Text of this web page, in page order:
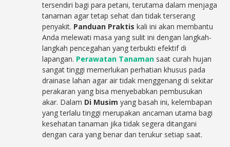
tersendiri bagi para petani, terutama dalam menjaga
tanaman agar tetap sehat dan tidak terserang
penyakit. Panduan Praktis kali ini akan membantu
Anda melewati masa yang sulit ini dengan langkah-
langkah pencegahan yang terbukti efektif di
lapangan. Perawatan Tanaman saat curah hujan
sangat tinggi memerlukan perhatian khusus pada
drainase lahan agar air tidak menggenang di sekitar
perakaran yang bisa menyebabkan pembusukan
akar. Dalam Di Musim yang basah ini, kelembapan
yang terlalu tinggi merupakan ancaman utama bagi
kesehatan tanaman jika tidak segera ditangani
dengan cara yang benar dan terukur setiap saat.